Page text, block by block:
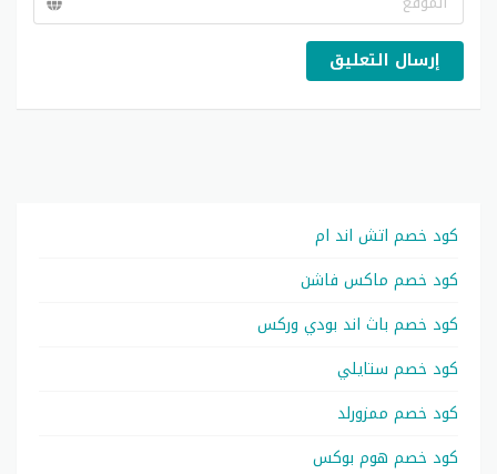
إرسال التعليق
كود خصم اتش اند ام
كود خصم ماكس فاشن
كود خصم باث اند بودي وركس
كود خصم ستايلي
كود خصم ممزورلد
كود خصم هوم بوكس